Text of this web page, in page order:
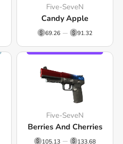
Five-SeveN
Candy Apple
69.26 91.32
Five-SeveN
Berries And Cherries
105.13 133.68